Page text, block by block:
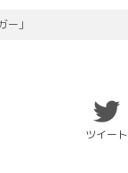
」
ツイート